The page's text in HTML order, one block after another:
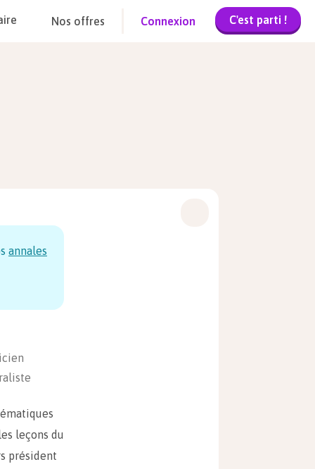
Nos offres Connexion C'est parti !
annales
leçons du
président